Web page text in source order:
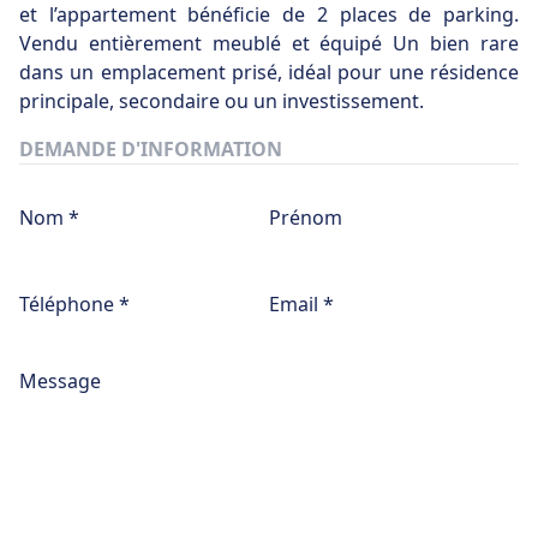
et l’appartement bénéficie de 2 places de parking.
Vendu entièrement meublé et équipé Un bien rare
dans un emplacement prisé, idéal pour une résidence
principale, secondaire ou un investissement.
DEMANDE D'INFORMATION
Nom * Prénom
Téléphone * Email *
Message